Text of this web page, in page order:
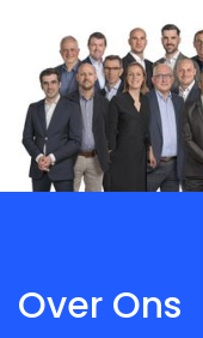
Over Ons